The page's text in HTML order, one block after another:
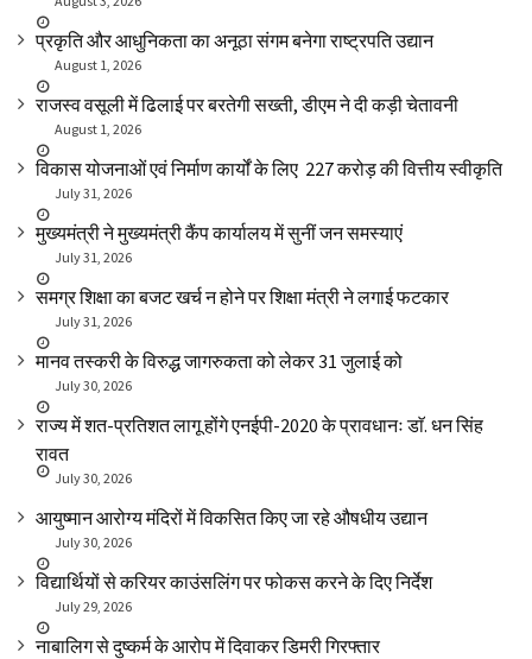
प्रकृति और आधुनिकता का अनूठा संगम बनेगा राष्ट्रपति उद्यान
August 1, 2026
राजस्व वसूली में ढिलाई पर बरतेगी सख्ती, डीएम ने दी कड़ी चेतावनी
August 1, 2026
विकास योजनाओं एवं निर्माण कार्यों के लिए ₹ 227 करोड़ की वित्तीय स्वीकृति
July 31, 2026
मुख्यमंत्री ने मुख्यमंत्री कैंप कार्यालय में सुनीं जन समस्याएं
July 31, 2026
समग्र शिक्षा का बजट खर्च न होने पर शिक्षा मंत्री ने लगाई फटकार
July 31, 2026
मानव तस्करी के विरुद्ध जागरुकता को लेकर 31 जुलाई को
July 30, 2026
राज्य में शत-प्रतिशत लागू होंगे एनईपी-2020 के प्रावधानः डाॅ. धन सिंह
रावत
July 30, 2026
आयुष्मान आरोग्य मंदिरों में विकसित किए जा रहे औषधीय उद्यान
July 30, 2026
विद्यार्थियों से करियर काउंसलिंग पर फोकस करने के दिए निर्देश
July 29, 2026
नाबालिग से दुष्कर्म के आरोप में दिवाकर डिमरी गिरफ्तार